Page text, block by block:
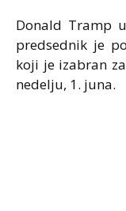
Donald Tramp
predsednik je
koji je izabran
nedelju, 1. juna.